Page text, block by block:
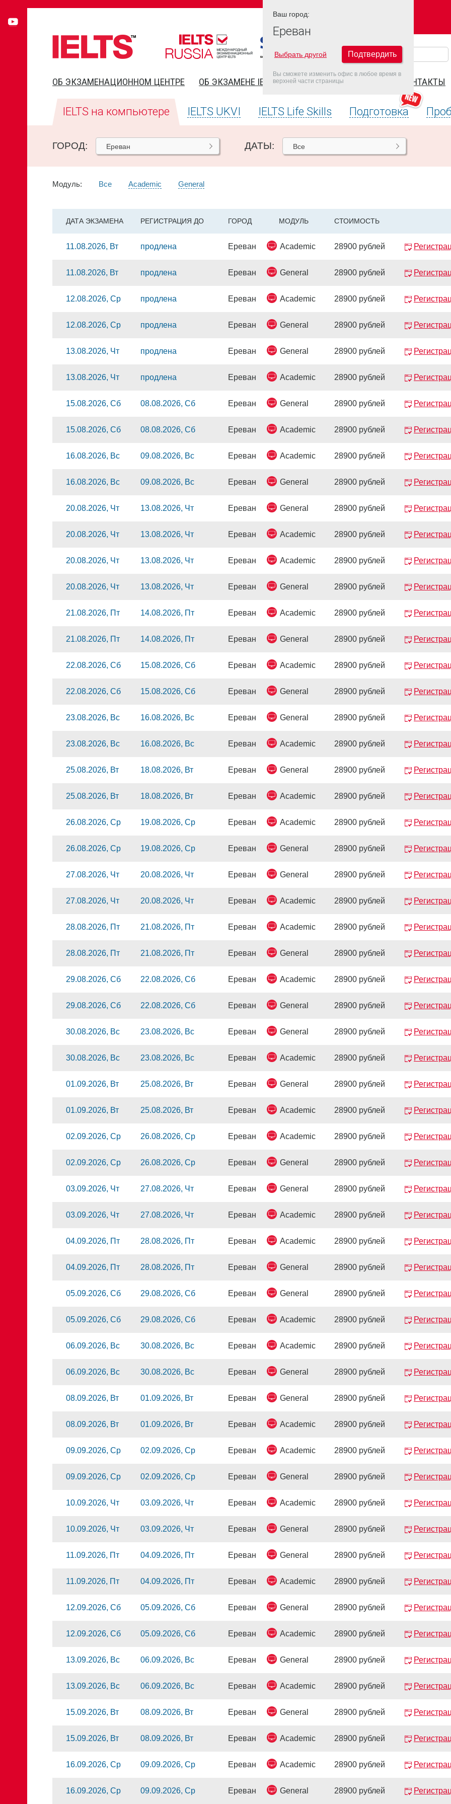
ОБ ЭКЗАМЕНАЦИОННОМ ЦЕНТРЕ ОБ ЭКЗАМЕНЕ IELTS FAQ ДАТЫ IELTS 2026 КОНТАКТЫ
IELTS на компьютере IELTS UKVI IELTS Life Skills Подготовка
ГОРОД: Ереван ДАТЫ: Все
Модуль: Все Academic General
ДАТА ЭКЗАМЕНА РЕГИСТРАЦИЯ ДО ГОРОД МОДУЛЬ СТОИМОСТЬ
11.08.2026, Вт продлена Ереван Academic 28900 рублей
11.08.2026, Вт продлена Ереван General 28900 рублей
12.08.2026, Ср продлена Ереван Academic 28900 рублей
12.08.2026, Ср продлена Ереван General 28900 рублей
13.08.2026, Чт продлена Ереван General 28900 рублей
13.08.2026, Чт продлена Ереван Academic 28900 рублей
15.08.2026, Сб 08.08.2026, Сб Ереван General 28900 рублей
15.08.2026, Сб 08.08.2026, Сб Ереван Academic 28900 рублей
16.08.2026, Вс 09.08.2026, Вс Ереван Academic 28900 рублей
16.08.2026, Вс 09.08.2026, Вс Ереван General 28900 рублей
20.08.2026, Чт 13.08.2026, Чт Ереван General 28900 рублей
20.08.2026, Чт 13.08.2026, Чт Ереван Academic 28900 рублей
20.08.2026, Чт 13.08.2026, Чт Ереван Academic 28900 рублей
20.08.2026, Чт 13.08.2026, Чт Ереван General 28900 рублей
21.08.2026, Пт 14.08.2026, Пт Ереван Academic 28900 рублей
21.08.2026, Пт 14.08.2026, Пт Ереван General 28900 рублей
22.08.2026, Сб 15.08.2026, Сб Ереван Academic 28900 рублей
22.08.2026, Сб 15.08.2026, Сб Ереван General 28900 рублей
23.08.2026, Вс 16.08.2026, Вс Ереван General 28900 рублей
23.08.2026, Вс 16.08.2026, Вс Ереван Academic 28900 рублей
25.08.2026, Вт 18.08.2026, Вт Ереван General 28900 рублей
25.08.2026, Вт 18.08.2026, Вт Ереван Academic 28900 рублей
26.08.2026, Ср 19.08.2026, Ср Ереван Academic 28900 рублей
26.08.2026, Ср 19.08.2026, Ср Ереван General 28900 рублей
27.08.2026, Чт 20.08.2026, Чт Ереван General 28900 рублей
27.08.2026, Чт 20.08.2026, Чт Ереван Academic 28900 рублей
28.08.2026, Пт 21.08.2026, Пт Ереван Academic 28900 рублей
28.08.2026, Пт 21.08.2026, Пт Ереван General 28900 рублей
29.08.2026, Сб 22.08.2026, Сб Ереван Academic 28900 рублей
29.08.2026, Сб 22.08.2026, Сб Ереван General 28900 рублей
30.08.2026, Вс 23.08.2026, Вс Ереван General 28900 рублей
30.08.2026, Вс 23.08.2026, Вс Ереван Academic 28900 рублей
01.09.2026, Вт 25.08.2026, Вт Ереван General 28900 рублей
01.09.2026, Вт 25.08.2026, Вт Ереван Academic 28900 рублей
02.09.2026, Ср 26.08.2026, Ср Ереван Academic 28900 рублей
02.09.2026, Ср 26.08.2026, Ср Ереван General 28900 рублей
03.09.2026, Чт 27.08.2026, Чт Ереван General 28900 рублей
03.09.2026, Чт 27.08.2026, Чт Ереван Academic 28900 рублей
04.09.2026, Пт 28.08.2026, Пт Ереван Academic 28900 рублей
04.09.2026, Пт 28.08.2026, Пт Ереван General 28900 рублей
05.09.2026, Сб 29.08.2026, Сб Ереван General 28900 рублей
05.09.2026, Сб 29.08.2026, Сб Ереван Academic 28900 рублей
06.09.2026, Вс 30.08.2026, Вс Ереван Academic 28900 рублей
06.09.2026, Вс 30.08.2026, Вс Ереван General 28900 рублей
08.09.2026, Вт 01.09.2026, Вт Ереван General 28900 рублей
08.09.2026, Вт 01.09.2026, Вт Ереван Academic 28900 рублей
09.09.2026, Ср 02.09.2026, Ср Ереван Academic 28900 рублей
09.09.2026, Ср 02.09.2026, Ср Ереван General 28900 рублей
10.09.2026, Чт 03.09.2026, Чт Ереван Academic 28900 рублей
10.09.2026, Чт 03.09.2026, Чт Ереван General 28900 рублей
11.09.2026, Пт 04.09.2026, Пт Ереван General 28900 рублей
11.09.2026, Пт 04.09.2026, Пт Ереван Academic 28900 рублей
12.09.2026, Сб 05.09.2026, Сб Ереван General 28900 рублей
12.09.2026, Сб 05.09.2026, Сб Ереван Academic 28900 рублей
13.09.2026, Вс 06.09.2026, Вс Ереван General 28900 рублей
13.09.2026, Вс 06.09.2026, Вс Ереван Academic 28900 рублей
15.09.2026, Вт 08.09.2026, Вт Ереван General 28900 рублей
15.09.2026, Вт 08.09.2026, Вт Ереван Academic 28900 рублей
16.09.2026, Ср 09.09.2026, Ср Ереван Academic 28900 рублей
16.09.2026, Ср 09.09.2026, Ср Ереван General 28900 рублей
Ваш город:
Ереван
Выбрать другой Подтвердить
Вы сможете изменить офис в любое время в
верхней части страницы